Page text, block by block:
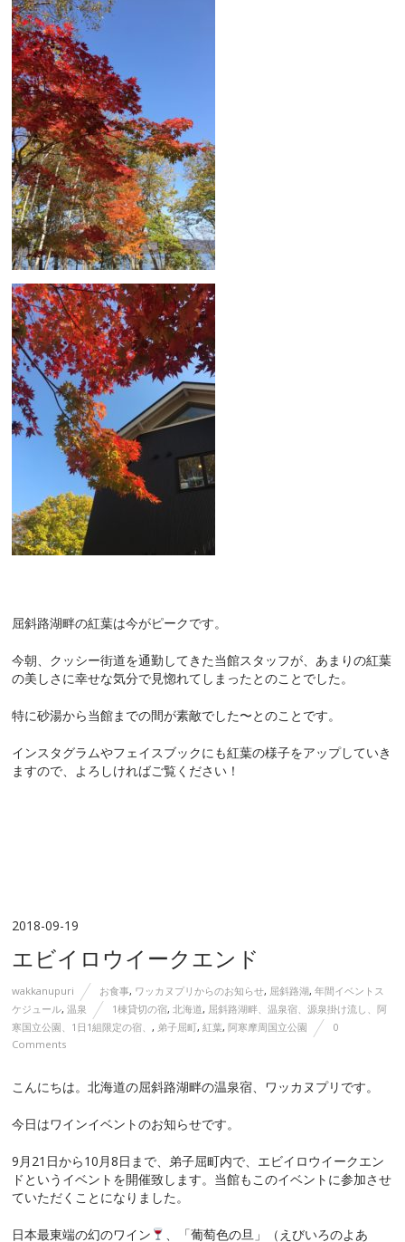
屈斜路湖畔の紅葉は今がピークです。
今朝、クッシー街道を通勤してきた当館スタッフが、あまりの紅葉
の美しさに幸せな気分で見惚れてしまったとのことでした。
特に砂湯から当館までの間が素敵でした〜とのことです。
インスタグラムやフェイスブックにも紅葉の様子をアップしていき
ますので、よろしければご覧ください！
2018-09-19
エビイロウイークエンド
wakkanupuri お食事, ワッカヌプリからのお知らせ, 屈斜路湖,年間イベントス
ケジュール,温泉 1棟貸切の宿,北海道, 屈斜路湖畔、温泉宿、源泉掛け流し、阿
寒国立公園、1日1組限定の宿、, 弟子屈町,紅葉,阿寒摩周国立公園
0
Comments
こんにちは。北海道の屈斜路湖畔の温泉宿、ワッカヌプリです。
今日はワインイベントのお知らせです。
9月21日から10月8日まで、弟子屈町内で、エビイロウイークエン
ドというイベントを開催致します。当館もこのイベントに参加させ
ていただくことになりました。
日本最東端の幻のワイン 、「葡萄色の旦」（えびいろのよあ